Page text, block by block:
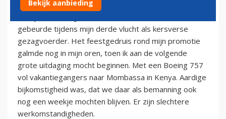
gebeurde tijdens mijn derde vlucht als kersverse
gezagvoerder. Het feestgedruis rond mijn promotie
galmde nog in mijn oren, toen ik aan de volgende
grote uitdaging mocht beginnen. Met een Boeing 757
vol vakantiegangers naar Mombassa in Kenya. Aardige
bijkomstigheid was, dat we daar als bemanning ook
nog een weekje mochten blijven. Er zijn slechtere
werkomstandigheden.
Bekijk aanbieding